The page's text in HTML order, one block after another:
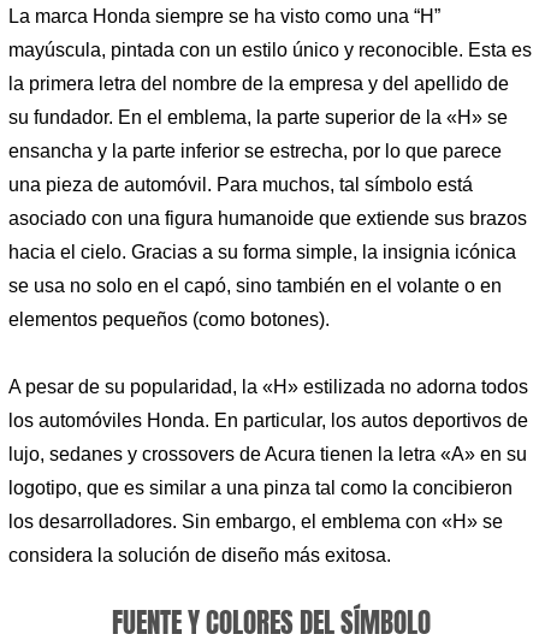
La marca Honda siempre se ha visto como una “H”
mayúscula, pintada con un estilo único y reconocible. Esta es
la primera letra del nombre de la empresa y del apellido de
su fundador. En el emblema, la parte superior de la «H» se
ensancha y la parte inferior se estrecha, por lo que parece
una pieza de automóvil. Para muchos, tal símbolo está
asociado con una figura humanoide que extiende sus brazos
hacia el cielo. Gracias a su forma simple, la insignia icónica
se usa no solo en el capó, sino también en el volante o en
elementos pequeños (como botones).
A pesar de su popularidad, la «H» estilizada no adorna todos
los automóviles Honda. En particular, los autos deportivos de
lujo, sedanes y crossovers de Acura tienen la letra «A» en su
logotipo, que es similar a una pinza tal como la concibieron
los desarrolladores. Sin embargo, el emblema con «H» se
considera la solución de diseño más exitosa.
FUENTE Y COLORES DEL SÍMBOLO